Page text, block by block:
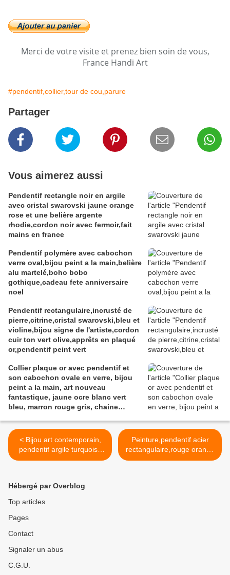
Merci de votre visite et prenez bien soin de vous,
France Handi Art
#pendentif,collier,tour de cou,parure
Partager
Vous aimerez aussi
Pendentif rectangle noir en argile
avec cristal swarovski jaune orange
rose et une belière argente
rhodie,cordon noir avec fermoir,fait
mains en france
Pendentif polymère avec cabochon
verre oval,bijou peint a la main,belière
alu martelé,boho bobo
gothique,cadeau fete anniversaire
noel
Pendentif rectangulaire,incrusté de
pierre,citrine,cristal swarovski,bleu et
violine,bijou signe de l'artiste,cordon
cuir ton vert olive,apprêts en plaqué
or,pendentif peint vert
Collier plaque or avec pendentif et
son cabochon ovale en verre, bijou
peint a la main, art nouveau
fantastique, jaune ocre blanc vert
bleu, marron rouge gris, chaine
< Bijou art contemporain,
pendentif argile turquoise
bleue pierre precieuse,
anniversaire noel,fait mains
en france, astro vierge
Peinture,pendentif acier
rectangulaire,rouge orange
marron dore,cadeau fete
Hébergé par Overblog
Top articles
Pages
Contact
Signaler un abus
C.G.U.